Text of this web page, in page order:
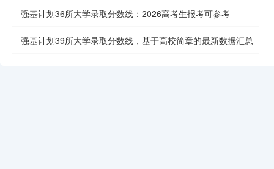
强基计划36所大学录取分数线：2026高考生报考可参考
强基计划39所大学录取分数线，基于高校简章的最新数据汇总